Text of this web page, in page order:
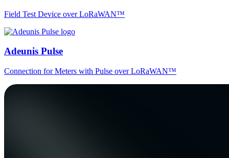
Field Test Device over LoRaWAN™
Adeunis Pulse
Connection for Meters with Pulse over LoRaWAN™